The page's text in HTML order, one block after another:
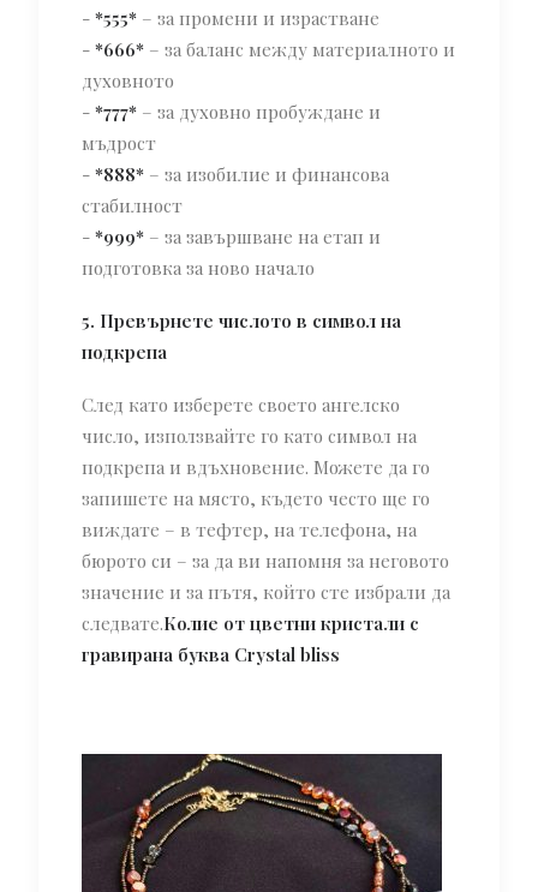
- *555* – за промени и израстване
- *666* – за баланс между материалното и
духовното
- *777* – за духовно пробуждане и
мъдрост
- *888* – за изобилие и финансова
стабилност
- *999* – за завършване на етап и
подготовка за ново начало
5. Превърнете числото в символ на
подкрепа
След като изберете своето ангелско
число, използвайте го като символ на
подкрепа и вдъхновение. Можете да го
запишете на място, където често ще го
виждате – в тефтер, на телефона, на
бюрото си – за да ви напомня за неговото
значение и за пътя, който сте избрали да
следвате.Колие от цветни кристали с
гравирана буква Crystal bliss